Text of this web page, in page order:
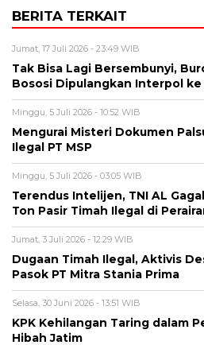
BERITA TERKAIT
Jumat, 17 Juli 2026 - 23:49 WIB
Tak Bisa Lagi Bersembunyi,
Bososi Dipulangkan Interpol
Minggu, 5 Juli 2026 - 10:52 WIB
Mengurai Misteri Dokumen
Ilegal PT MSP
Minggu, 5 Juli 2026 - 03:05 WIB
Terendus Intelijen, TNI AL
Ton Pasir Timah Ilegal di
Jumat, 3 Juli 2026 - 12:29 WIB
Dugaan Timah Ilegal, Aktivis
Pasok PT Mitra Stania Prima
Selasa, 30 Juni 2026 - 13:51 WIB
KPK Kehilangan Taring dalam
Hibah Jatim